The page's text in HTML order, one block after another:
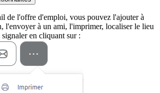
de l'offre d'emploi, vous pouvez l'ajouter à
l'envoyer à un ami, l'imprimer, localiser le lieu
en cliquant sur :